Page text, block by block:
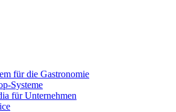
für die Gastronomie
Systeme
für Unternehmen